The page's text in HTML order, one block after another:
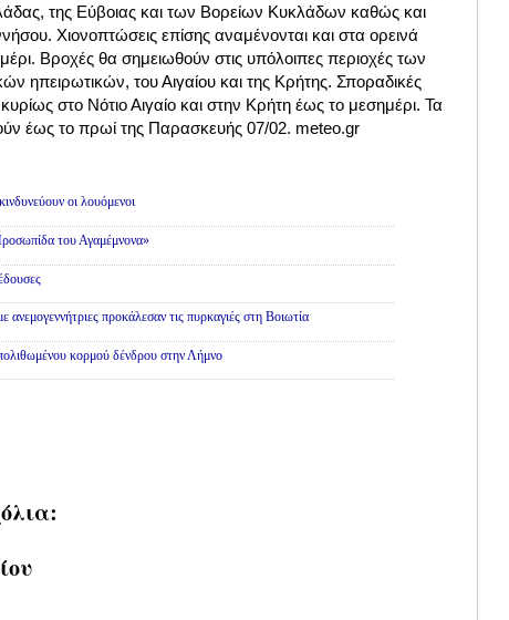
της Εύβοιας και των Βορείων Κυκλάδων καθώς και
Χιονοπτώσεις επίσης αναμένονται και στα ορεινά
Βροχές θα σημειωθούν στις υπόλοιπες περιοχές των
ηπειρωτικών, του Αιγαίου και της Κρήτης. Σποραδικές
στο Νότιο Αιγαίο και στην Κρήτη έως το μεσημέρι. Τα
έως το πρωί της Παρασκευής 07/02. meteo.gr
οι λουόμενοι
του Αγαμέμνονα»
ανεμογεννήτριες προκάλεσαν τις πυρκαγιές στη Βοιωτία
κορμού δένδρου στην Λήμνο